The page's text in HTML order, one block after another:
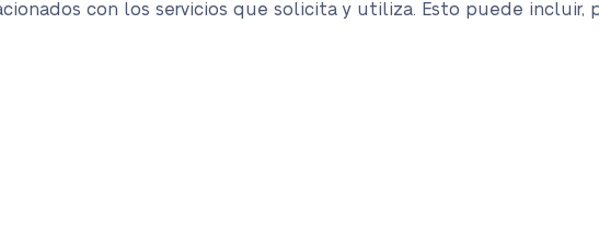
con los servicios que solicita y utiliza. Esto puede incluir,